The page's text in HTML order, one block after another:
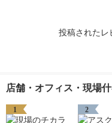
投稿されたレ
店舗・オフィス・現場
1 2